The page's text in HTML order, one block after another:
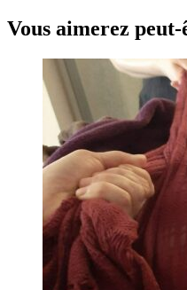
Vous aimerez peut-